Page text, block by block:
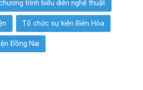
trình biểu diễn nghệ thuật
Tổ chức sự kiện Biên Hòa
Đồng Nai